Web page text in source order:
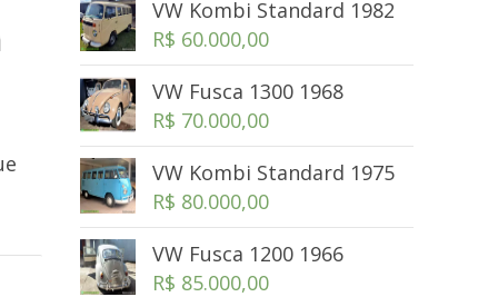
VW Kombi Standard 1982
R$ 60.000,00
VW Fusca 1300 1968
R$ 70.000,00
VW Kombi Standard 1975
R$ 80.000,00
VW Fusca 1200 1966
R$ 85.000,00